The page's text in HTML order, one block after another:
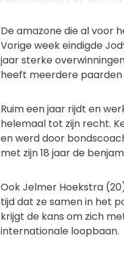
De amazone die al voor
Vorige week eindigde
jaar sterke
heeft meerdere
Ruim een jaar rijdt en
helemaal tot zijn recht.
en werd door
met zijn 18 jaar de
Ook Jelmer Hoekstra
tijd dat ze samen in het
krijgt de kans om zich
internationale loopbaan.